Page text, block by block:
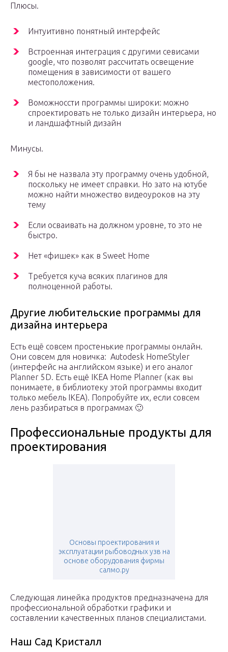
Плюсы.
Интуитивно понятный интерфейс
Встроенная интеграция с другими севисами
google, что позволят рассчитать освещение
помещения в зависимости от вашего
местоположения.
Воможноссти программы широки: можно
спроектировать не только дизайн интерьера, но
и ландшафтный дизайн
Минусы.
Я бы не назвала эту программу очень удобной,
поскольку не имеет справки. Но зато на ютубе
можно найти множество видеоуроков на эту
тему
Если осваивать на должном уровне, то это не
быстро.
Нет «фишек» как в Sweet Home
Требуется куча всяких плагинов для
полноценной работы.
Другие любительские программы для
дизайна интерьера
Есть ещё совсем простенькие программы онлайн.
Они совсем для новичка: Autodesk HomeStyler
(интерфейс на английском языке) и его аналог
Planner 5D. Есть ещё IKEA Home Planner (как вы
понимаете, в библиотеку этой программы входит
только мебель IKEA). Попробуйте их, если совсем
лень разбираться в программах 🙂
Профессиональные продукты для
проектирования
Основы проектирования и
эксплуатации рыбоводных узв на
основе оборудования фирмы
салмо.ру
Следующая линейка продуктов предназначена для
профессиональной обработки графики и
составлении качественных планов специалистами.
Наш Сад Кристалл